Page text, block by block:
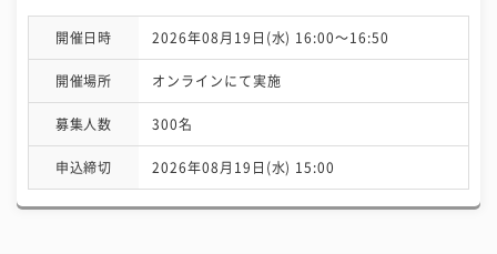
開催日時 2026年08月19日(水) 16:00〜16:50
開催場所 オンラインにて実施
募集人数 300名
申込締切 2026年08月19日(水) 15:00